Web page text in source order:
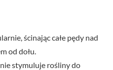
ścinając całe pędy nad
od dołu.
stymuluje rośliny do